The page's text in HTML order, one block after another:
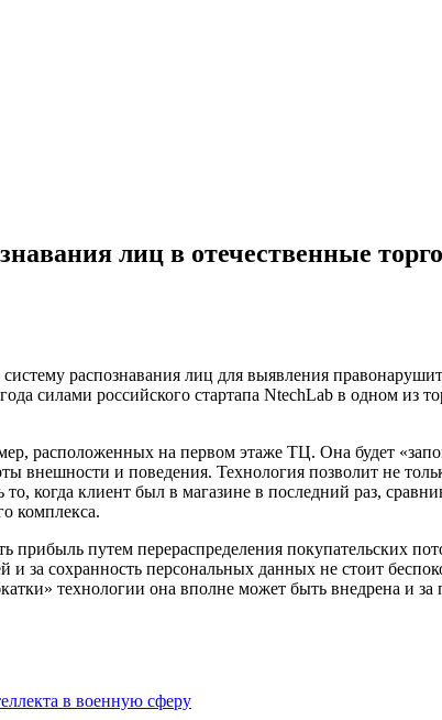
лиц в отечественные
распознавания лиц для выявления
силами российского стартапа NtechLab в одном из
расположенных на первом этаже ТЦ. Она будет
внешности и поведения. Технология позволит не
когда клиент был в магазине в последний раз,
комплекса.
путем перераспределения покупательских
за сохранность персональных данных не стоит
технологии она вполне может быть внедрена и за
в военную сферу